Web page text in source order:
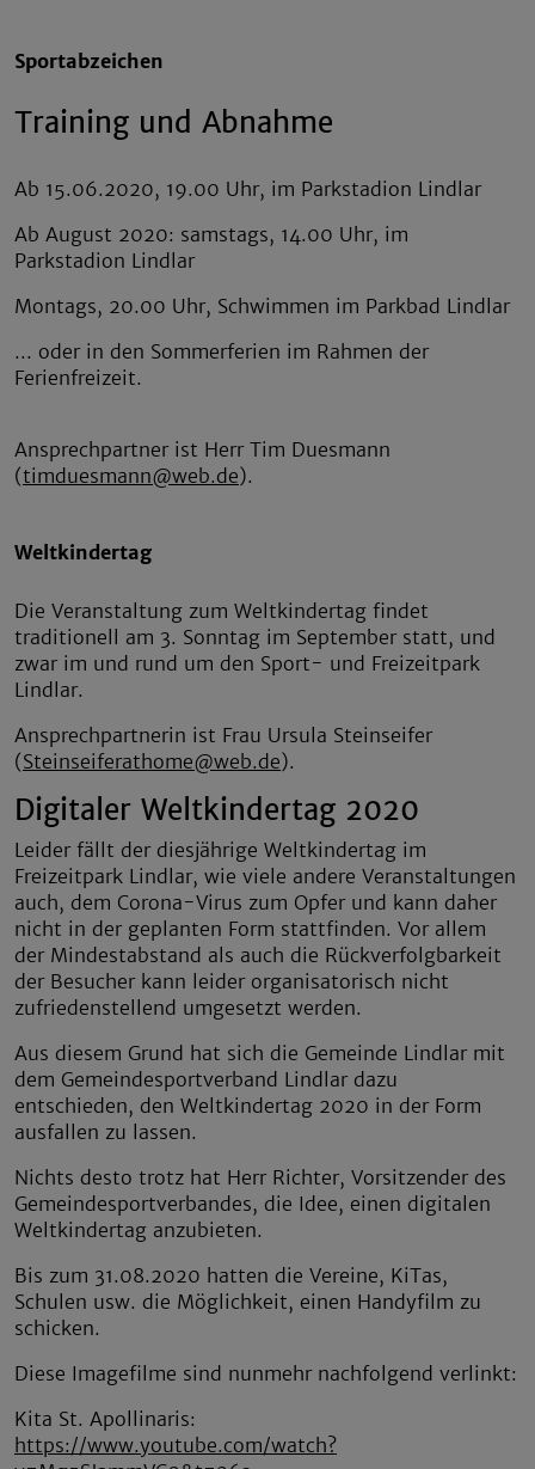
Sportabzeichen
Training und Abnahme
Ab 15.06.2020, 19.00 Uhr, im Parkstadion Lindlar
Ab August 2020: samstags, 14.00 Uhr, im
Parkstadion Lindlar
Montags, 20.00 Uhr, Schwimmen im Parkbad Lindlar
... oder in den Sommerferien im Rahmen der
Ferienfreizeit.
Ansprechpartner ist Herr Tim Duesmann
(timduesmann@web.de).
Weltkindertag
Die Veranstaltung zum Weltkindertag findet
traditionell am 3. Sonntag im September statt, und
zwar im und rund um den Sport- und Freizeitpark
Lindlar.
Ansprechpartnerin ist Frau Ursula Steinseifer
(Steinseiferathome@web.de).
Digitaler Weltkindertag 2020
Leider fällt der diesjährige Weltkindertag im
Freizeitpark Lindlar, wie viele andere Veranstaltungen
auch, dem Corona-Virus zum Opfer und kann daher
nicht in der geplanten Form stattfinden. Vor allem
der Mindestabstand als auch die Rückverfolgbarkeit
der Besucher kann leider organisatorisch nicht
zufriedenstellend umgesetzt werden.
Aus diesem Grund hat sich die Gemeinde Lindlar mit
dem Gemeindesportverband Lindlar dazu
entschieden, den Weltkindertag 2020 in der Form
ausfallen zu lassen.
Nichts desto trotz hat Herr Richter, Vorsitzender des
Gemeindesportverbandes, die Idee, einen digitalen
Weltkindertag anzubieten.
Bis zum 31.08.2020 hatten die Vereine, KiTas,
Schulen usw. die Möglichkeit, einen Handyfilm zu
schicken.
Diese Imagefilme sind nunmehr nachfolgend verlinkt:
Kita St. Apollinaris:
https://www.youtube.com/watch?